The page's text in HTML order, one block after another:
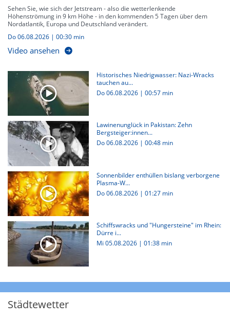
Sehen Sie, wie sich der Jetstream - also die wetterlenkende
Höhenströmung in 9 km Höhe - in den kommenden 5 Tagen über dem
Nordatlantik, Europa und Deutschland verändert.
Do 06.08.2026 | 00:30 min
Video ansehen
Historisches Niedrigwasser: Nazi-Wracks
tauchen au...
Do 06.08.2026 |00:57 min
Lawinenunglück in Pakistan: Zehn
Bergsteiger:innen...
Do 06.08.2026 |00:48 min
Sonnenbilder enthüllen bislang verborgene
Plasma-W...
Do 06.08.2026 |01:27 min
Schiffswracks und "Hungersteine" im Rhein:
Dürre i...
Mi 05.08.2026 |01:38 min
Städtewetter